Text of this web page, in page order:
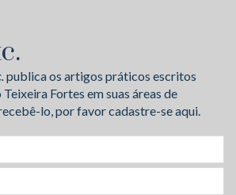
publica os artigos práticos escritos
Fortes em suas áreas de
lo, por favor cadastre-se aqui.